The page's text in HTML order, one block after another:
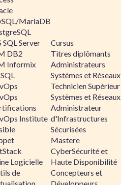
MariaDB
SQL Server
DB2
Informix
Institute
Logicielle
de
Cursus
Titres diplômants
Administrateurs
Systèmes et Réseaux
Technicien Supérieur
Systèmes et Réseaux
Administrateur
d'Infrastructures
Sécurisées
Mastere
CyberSécurité et
Haute Disponibilité
Concepteurs et